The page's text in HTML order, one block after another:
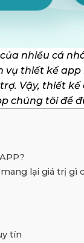
nhiều cá
vụ thiết kế
Vậy, thiết
chúng tôi để
lại giá trị gì
tín